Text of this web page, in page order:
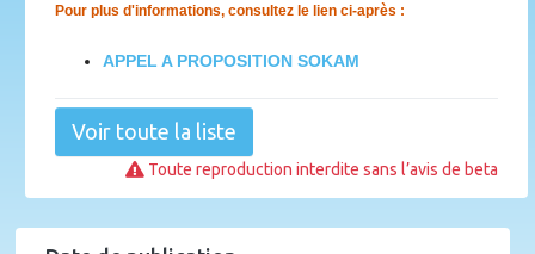
Pour plus d'informations, consultez le lien ci-après :
APPEL A PROPOSITION SOKAM
Voir toute la liste
Toute reproduction interdite sans l’avis de beta